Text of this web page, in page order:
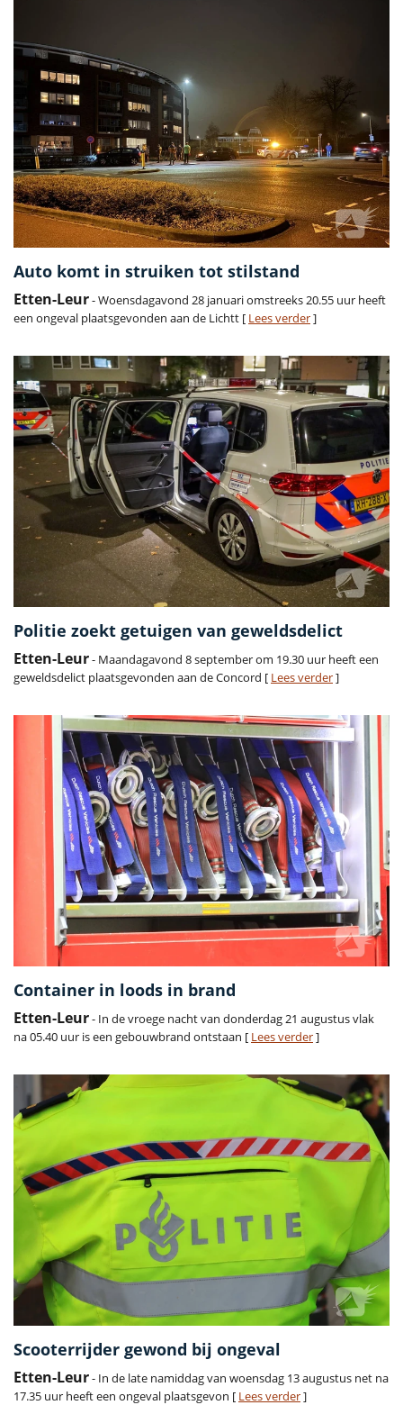
Auto komt in struiken tot stilstand
Etten-Leur- Woensdagavond 28 januari omstreeks 20.55 uur heeft
een ongeval plaatsgevonden aan de Lichtt [ Lees verder]
Politie zoekt getuigen van geweldsdelict
Etten-Leur- Maandagavond 8 september om 19.30 uur heeft een
geweldsdelict plaatsgevonden aan de Concord [ Lees verder]
Container in loods in brand
Etten-Leur- In de vroege nacht van donderdag 21 augustus vlak
na 05.40 uur is een gebouwbrand ontstaan [ Lees verder]
Scooterrijder gewond bij ongeval
Etten-Leur- In de late namiddag van woensdag 13 augustus net na
17.35 uur heeft een ongeval plaatsgevon [ Lees verder]